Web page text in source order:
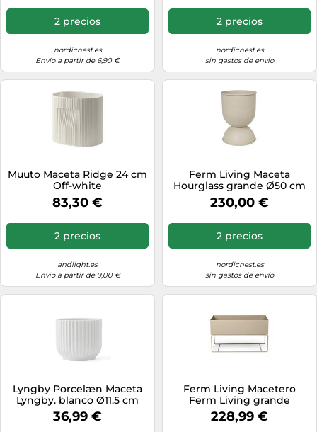
2 precios
nordicnest.es
Envío a partir de 6,90 €
2 precios
nordicnest.es
sin gastos de envío
Muuto Maceta Ridge 24 cm
Off-white
83,30 €
2 precios
andlight.es
Envío a partir de 9,00 €
Ferm Living Maceta
Hourglass grande Ø50 cm
Cashmere
230,00 €
2 precios
nordicnest.es
sin gastos de envío
Lyngby Porcelæn Maceta
Lyngby. blanco Ø11.5 cm
36,99 €
Ferm Living Macetero
Ferm Living grande
Cashmere
228,99 €